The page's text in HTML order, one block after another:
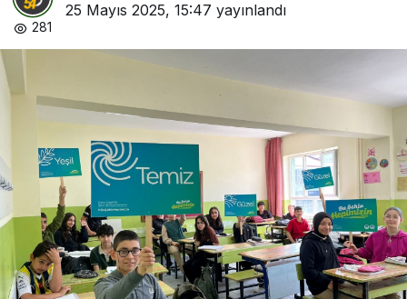
25 Mayıs 2025, 15:47 yayınlandı
281